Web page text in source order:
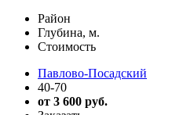
Район
Глубина, м.
Стоимость
Павлово-Посадский
40-70
от 3 600 руб.